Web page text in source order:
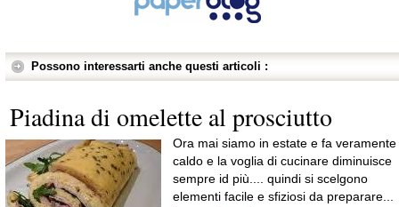
Possono interessarti anche questi articoli :
Piadina di omelette al prosciutto
Ora mai siamo in estate e fa veramente
caldo e la voglia di cucinare diminuisce
sempre id più.... quindi si scelgono
elementi facile e sfiziosi da preparare...